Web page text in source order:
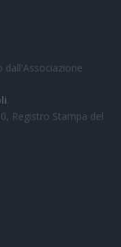
.
Registro Stampa del